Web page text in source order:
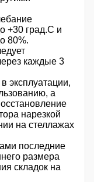
+30 град.С и
80%.
каждые 3
эксплуатации,
а
нарезкой
на стеллажах
последние
размера
складок на